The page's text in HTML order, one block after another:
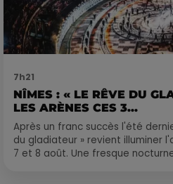
7h21
NÎMES : « LE RÊVE DU
LES ARÈNES CES 3...
Après un franc succès l'été
du gladiateur » revient illuminer
7 et 8 août. Une fresque